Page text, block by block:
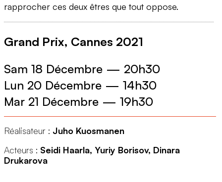
rapprocher ces deux êtres que tout oppose.
Grand Prix, Cannes 2021
Sam 18 Décembre — 20h30
Lun 20 Décembre — 14h30
Mar 21 Décembre — 19h30
Réalisateur : Juho Kuosmanen
Acteurs : Seidi Haarla, Yuriy Borisov, Dinara
Drukarova